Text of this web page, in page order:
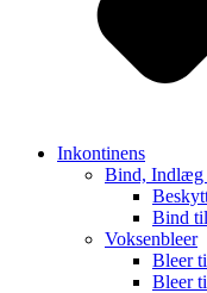
Inkontinens
Bind, Indlæg
Bind
Voksenbleer
Bleer
Bleer